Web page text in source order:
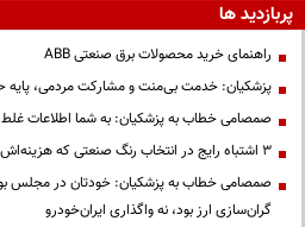
پربازدید ها
راهنمای خرید محصولات برق صنعتی ABB
پزشکیان: خدمت بی‌منت و مشارکت مردمی،
صمصامی خطاب به پزشکیان: به شما اطلاعات غلط
3 اشتباه رایج در انتخاب رنگ صنعتی که هزینه‌اش را سال‌ها می‌پردازید...
صمصامی خطاب به پزشکیان: خودتان در مجلس
گران‌سازی ارز بود، نه واگذاری ایران‌خودرو